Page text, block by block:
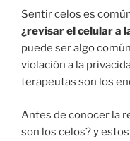
Sentir celos es
¿revisar el celular a
puede ser algo
violación a la
terapeutas son los
Antes de conocer la
son los celos? y